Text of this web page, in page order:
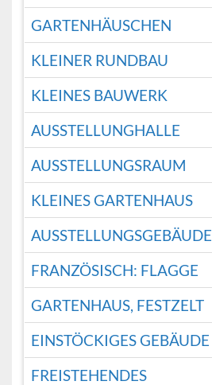
GARTENHÄUSCHEN
KLEINER RUNDBAU
KLEINES BAUWERK
AUSSTELLUNGHALLE
AUSSTELLUNGSRAUM
KLEINES GARTENHAUS
AUSSTELLUNGSGEBÄUDE
FRANZÖSISCH: FLAGGE
GARTENHAUS, FESTZELT
EINSTÖCKIGES GEBÄUDE
FREISTEHENDES